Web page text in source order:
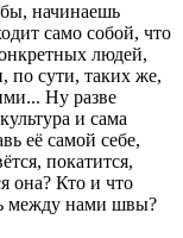
начинаешь
само собой, что
людей,
по сути, таких же,
Ну разве
и сама
её самой себе,
покатится,
она? Кто и что
между нами швы?